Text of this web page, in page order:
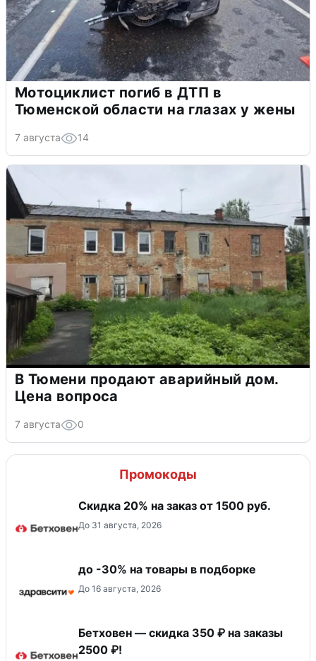
Мотоциклист погиб в ДТП в
Тюменской области на глазах у жены
7 августа 14
В Тюмени продают аварийный дом.
Цена вопроса
7 августа 0
Промокоды
Скидка 20% на заказ от 1500 руб.
До 31 августа, 2026
до -30% на товары в подборке
До 16 августа, 2026
Бетховен — скидка 350 ₽ на заказы
2500 ₽!